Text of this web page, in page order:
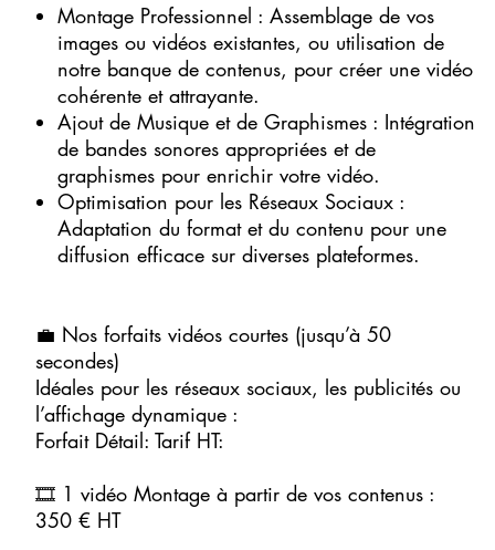
Montage Professionnel : Assemblage de vos
images ou vidéos existantes, ou utilisation de
notre banque de contenus, pour créer une vidéo
cohérente et attrayante.
Ajout de Musique et de Graphismes : Intégration
de bandes sonores appropriées et de
graphismes pour enrichir votre vidéo.
Optimisation pour les Réseaux Sociaux :
Adaptation du format et du contenu pour une
diffusion efficace sur diverses plateformes.
💼 Nos forfaits vidéos courtes (jusqu’à 50
secondes)
Idéales pour les réseaux sociaux, les publicités ou
l’affichage dynamique :
Forfait Détail: Tarif HT:
🎞️ 1 vidéo Montage à partir de vos contenus :
350 € HT